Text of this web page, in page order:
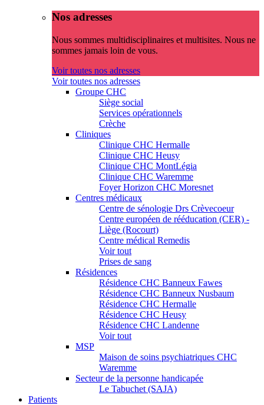
Nos adresses
Nous sommes multidisciplinaires et multisites. Nous ne
sommes jamais loin de vous.
Voir toutes nos adresses
Voir toutes nos adresses
Groupe CHC
Siège social
Services opérationnels
Crèche
Cliniques
Clinique CHC Hermalle
Clinique CHC Heusy
Clinique CHC MontLégia
Clinique CHC Waremme
Foyer Horizon CHC Moresnet
Centres médicaux
Centre de sénologie Drs Crèvecoeur
Centre européen de rééducation (CER) -
Liège (Rocourt)
Centre médical Remedis
Voir tout
Prises de sang
Résidences
Résidence CHC Banneux Fawes
Résidence CHC Banneux Nusbaum
Résidence CHC Hermalle
Résidence CHC Heusy
Résidence CHC Landenne
Voir tout
MSP
Maison de soins psychiatriques CHC
Waremme
Secteur de la personne handicapée
Le Tabuchet (SAJA)
Patients